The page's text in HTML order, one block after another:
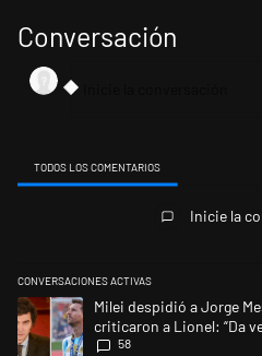
Conversación
TODOS LOS COMENTARIOS
Inicie la
CONVERSACIONES ACTIVAS
Este listado muestra los artículos
Un artículo de tendencia con el
Milei despidió a Jorge
criticaron a Lionel: “Da
Messi”
58